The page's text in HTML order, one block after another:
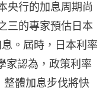
央行的加息周期尚
三的專家預估日本
。屆時，日本利率
家認為，政策利率
體加息步伐將快